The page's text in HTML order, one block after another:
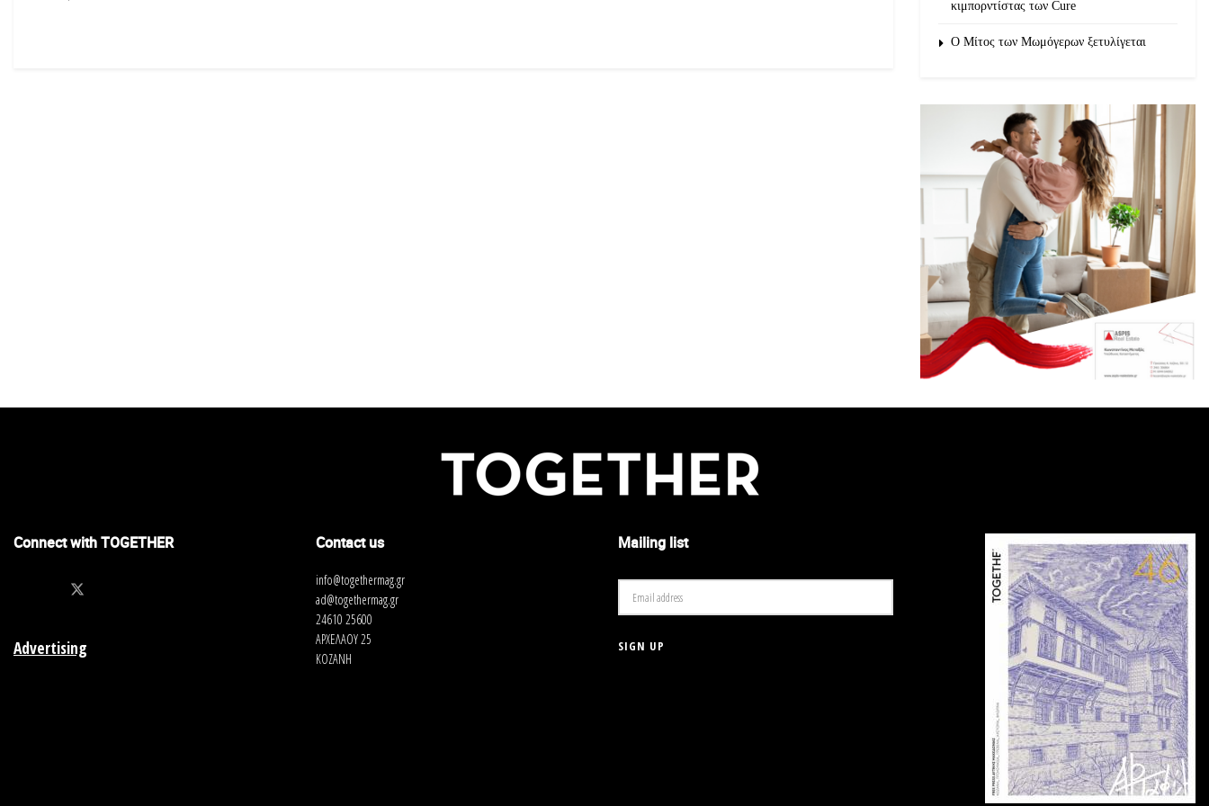
κιμπορντίστας των Cure
O Μίτος των Μωμόγερων ξετυλίγεται
Connect with TOGETHER
Advertising
Contact us
info@togethermag.gr
ad@togethermag.gr
24610 25600
ΑΡΧΕΛΑΟΥ 25
ΚΟΖΑΝΗ
Mailing list